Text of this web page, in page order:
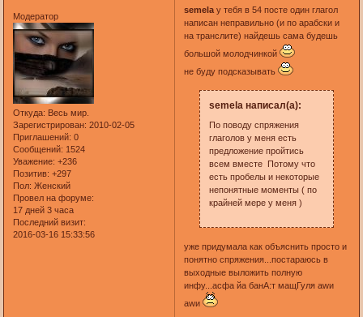
Модератор
Откуда: Весь мир.
Зарегистрирован: 2010-02-05
Приглашений: 0
Сообщений: 1524
Уважение: +236
Позитив: +297
Пол: Женский
Провел на форуме:
17 дней 3 часа
Последний визит:
2016-03-16 15:33:56
semelaу тебя в 54 посте один глагол
написан неправильно (и по арабски и
на транслите) найдешь сама будешь
большой молодчинкой
не буду подсказывать
semela написал(а):
По поводу спряжения
глаголов у меня есть
предложение пройтись
всем вместе Потому что
есть пробелы и некоторые
непонятные моменты ( по
крайней мере у меня )
уже придумала как объяснить просто и
понятно спряжения...постараюсь в
выходные выложить полную
инфу...асфа йа банА:т мащГуля аwи
аwи